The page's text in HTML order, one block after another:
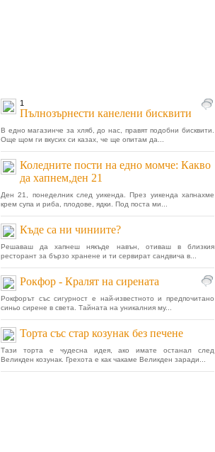
1
Пълнозърнести канелени бисквити
В едно магазинче за хляб, до нас, правят подобни бисквити.
Още щом ги вкусих си казах, че ще опитам да...
Коледните пости на едно момче: Какво
да хапнем,ден 21
Ден 21, понеделник след уикенда. През уикенда хапнахме
крем супа и риба, плодове, ядки. Под поста ми...
Къде са ни чиниите?
Решаваш да хапнеш някъде навън, отиваш в близкия
ресторант за бързо хранене и ти сервират сандвича в...
Рокфор - Кралят на сирената
Рокфорът със сигурност е най-известното и предпочитано
синьо сирене в света. Тайната на уникалния му...
Торта със стар козунак без печене
Тази торта е чудесна идея, ако имате останал след
Великден козунак. Грехота е как чакаме Великден заради...